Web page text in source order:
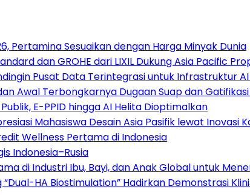
Pertamina Sesuaikan dengan Harga Minyak Dunia
dan GROHE dari LIXIL Dukung Asia Pacific
Pusat Data Terintegrasi untuk Infrastruktur
Awal Terbongkarnya Dugaan Suap dan Gatifikasi
E-PPID hingga AI Helita Dioptimalkan
Mahasiswa Desain Asia Pasifik lewat Inovasi
Wellness Pertama di Indonesia
Indonesia–Rusia
di Industri Ibu, Bayi, dan Anak Global untuk
HA Biostimulation” Hadirkan Demonstrasi